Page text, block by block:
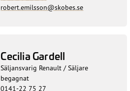
robert.emilsson@skobes.se
Cecilia Gardell
Säljansvarig Renault / Säljare
begagnat
0141-22 75 27